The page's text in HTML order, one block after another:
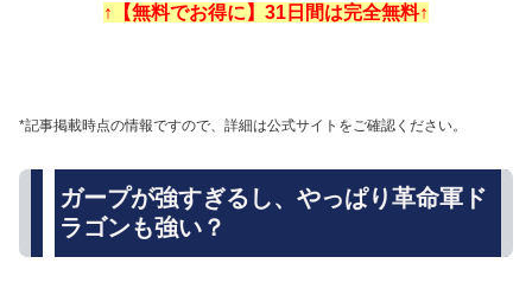
↑【無料でお得に】31日間は完全無料↑
*記事掲載時点の情報ですので、詳細は公式サイトをご確認ください。
ガープが強すぎるし、やっぱり革命軍ド
ラゴンも強い？